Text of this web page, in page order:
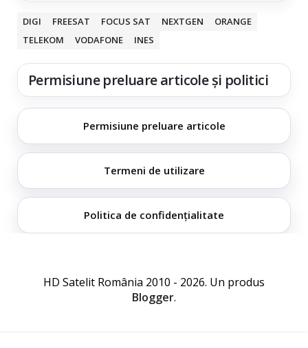
DIGI FREESAT FOCUS SAT NEXTGEN
ORANGE
TELEKOM
VODAFONE INES
Permisiune preluare articole și politici
Permisiune preluare articole
Termeni de utilizare
Politica de confidențialitate
HD Satelit România 2010 - 2026. Un produs
Blogger.